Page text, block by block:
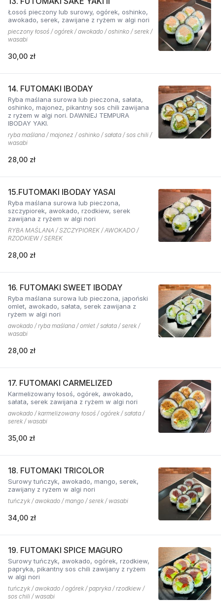
Łosoś pieczony lub surowy, ogórek, oshinko,
awokado, serek, zawijane z ryżem w algi nori
pieczony łosoś / ogórek / awokado / oshinko / serek /
wasabi
30,00 zł
14. FUTOMAKI IBODAY
Ryba maślana surowa lub pieczona, sałata,
oshinko, majonez, pikantny sos chili zawijana
z ryżem w algi nori. DAWNIEJ TEMPURA
IBODAY YAKI.
ryba maślana / majonez / oshinko / sałata / sos chili /
wasabi
28,00 zł
15.FUTOMAKI IBODAY YASAI
Ryba maślana surowa lub pieczona,
szczypiorek, awokado, rzodkiew, serek
zawijana z ryżem w algi nori
RYBA MAŚLANA / SZCZYPIOREK / AWOKADO /
RZODKIEW / SEREK
28,00 zł
16. FUTOMAKI SWEET IBODAY
Ryba maślana surowa lub pieczona, japoński
omlet, awokado, sałata, serek zawijana z
ryżem w algi nori
awokado / ryba maślana / omlet / sałata / serek /
wasabi
28,00 zł
17. FUTOMAKI CARMELIZED
Karmelizowany łosoś, ogórek, awokado,
sałata, serek zawijana z ryżem w algi nori
awokado / karmelizowany łosoś / ogórek / sałata /
serek / wasabi
35,00 zł
18. FUTOMAKI TRICOLOR
Surowy tuńczyk, awokado, mango, serek,
zawijany z ryżem w algi nori
tuńczyk / awokado / mango / serek / wasabi
34,00 zł
19. FUTOMAKI SPICE MAGURO
Surowy tuńczyk, awokado, ogórek, rzodkiew,
papryka, pikantny sos chili zawijany z ryżem
w algi nori
tuńczyk / awokado / ogórek / papryka / rzodkiew /
sos chili / wasabi